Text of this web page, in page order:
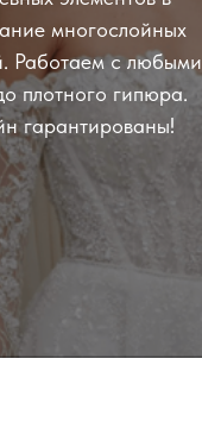
многослойных
Работаем с любыми
плотного гипюра.
гарантированы!